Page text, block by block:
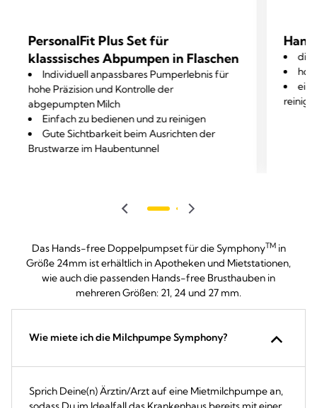
PersonalFit Plus Set für
klasssisches Abpumpen in Flaschen
Individuell anpassbares Pumperlebnis für
hohe Präzision und Kontrolle der
abgepumpten Milch
Einfach zu bedienen und zu reinigen
Gute Sichtbarkeit beim Ausrichten der
Brustwarze im Haubentunnel
Das Hands-free Doppelpumpset für die SymphonyTMin
Größe 24mm ist erhältlich in Apotheken und Mietstationen,
wie auch die passenden Hands-free Brusthauben in
mehreren Größen: 21, 24 und 27 mm.
Wie miete ich die Milchpumpe Symphony?
Sprich Deine(n) Ärztin/Arzt auf eine Mietmilchpumpe an,